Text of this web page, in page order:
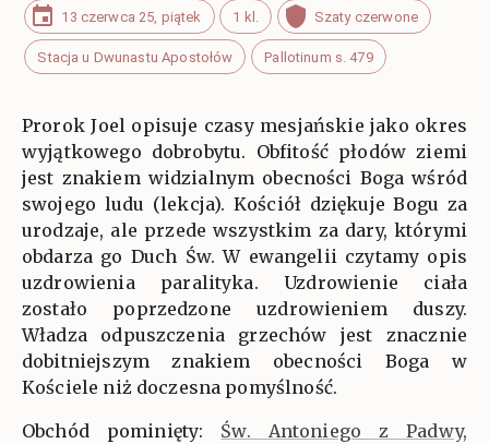
13 czerwca 25, piątek 1 kl. Szaty czerwone
Stacja u Dwunastu Apostołów Pallotinum s. 479
Prorok Joel opisuje czasy mesjańskie jako okres
wyjątkowego dobrobytu. Obfitość płodów ziemi
jest znakiem widzialnym obecności Boga wśród
swojego ludu (lekcja). Kościół dziękuje Bogu za
urodzaje, ale przede wszystkim za dary, którymi
obdarza go Duch Św. W ewangelii czytamy opis
uzdrowienia paralityka. Uzdrowienie ciała
zostało poprzedzone uzdrowieniem duszy.
Władza odpuszczenia grzechów jest znacznie
dobitniejszym znakiem obecności Boga w
Kościele niż doczesna pomyślność.
Obchód pominięty: Św. Antoniego z Padwy,